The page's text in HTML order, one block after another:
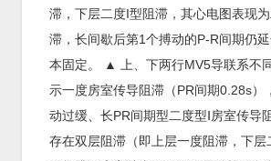
滞，下层二度I型阻滞，其心电图表现
滞，长间歇后第1个搏动的P-R间期仍
本固定。
▲ 上、下两行MV5导联系不
示一度房室传导阻滞（PR间期0.28s）
动过缓、长PR间期型二度型Ⅰ房室传导
存在双层阻滞（即上层一度阻滞，下层